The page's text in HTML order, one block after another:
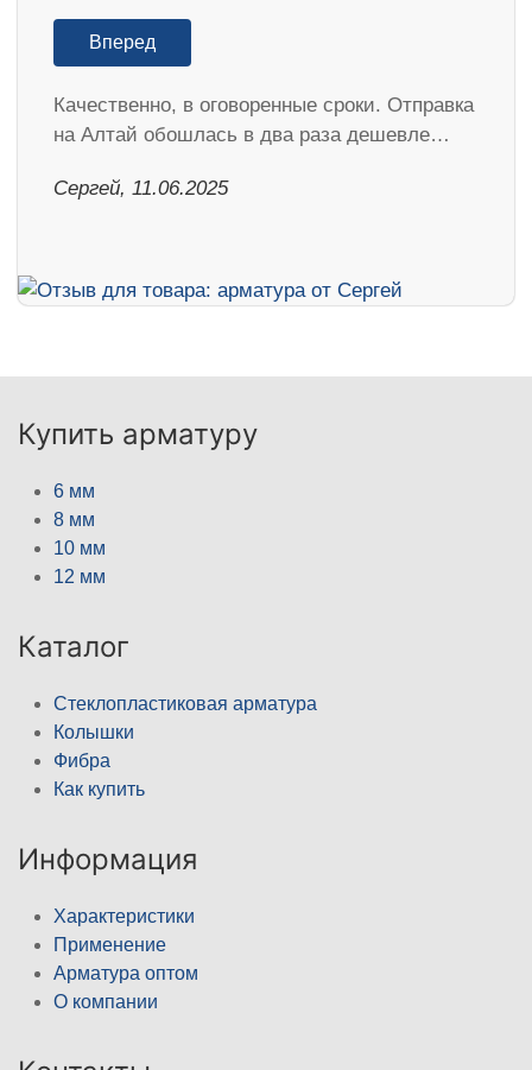
Вперед
Качественно, в оговоренные сроки. Отправка
на Алтай обошлась в два раза дешевле…
Сергей, 11.06.2025
Купить арматуру
6 мм
8 мм
10 мм
12 мм
Каталог
Стеклопластиковая арматура
Колышки
Фибра
Как купить
Информация
Характеристики
Применение
Арматура оптом
О компании